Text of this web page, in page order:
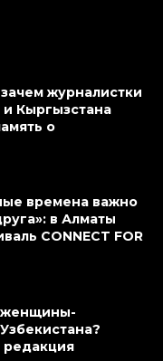
журналистки
и Кыргызстана
о
времена важно
в Алматы
CONNECT FOR
женщины-
редакция